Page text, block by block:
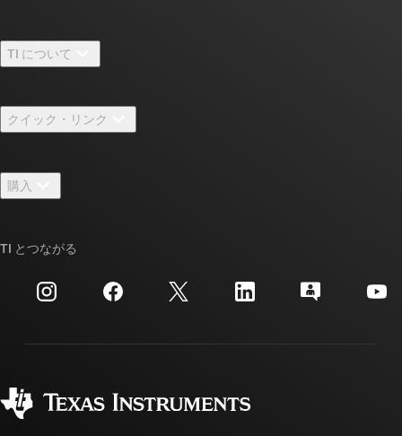
TI について
採用情報
ニュース
イベント
投資家向け情報
クイック・リンク
TI E2E™ 設計サポート・フォーラム
クロスリファレンス検索
カスタマー・サポート・センター
myTI アカウントの FAQ
購入
ご注文に関する FAQ
TI とつながる